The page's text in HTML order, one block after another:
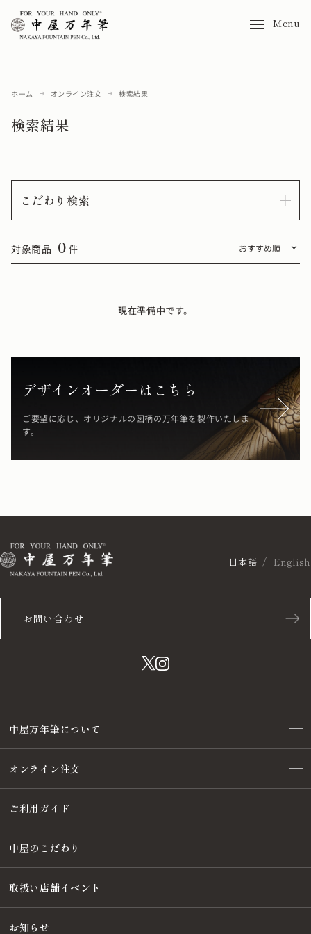
Menu
ホーム オンライン注文 検索結果
検索結果
こだわり検索
対象商品 0 件
現在準備中です。
デザインオーダーはこちら
ご要望に応じ、オリジナルの図柄の万年筆を製作いたしま
す。
お問い合わせ
日本語 English
中屋万年筆について
オンライン注文
ご利用ガイド
中屋のこだわり
取扱い店舗イベント
お知らせ